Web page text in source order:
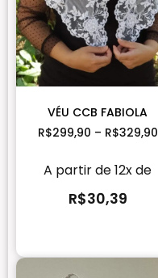
VÉU CCB FABIOLA
R$299,90 – R$329,90
A partir de 12x de
R$30,39